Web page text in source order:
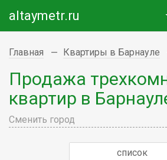
altaymetr.ru
Главная Квартиры в Барнауле
Продажа
квартир в
Сменить город
список